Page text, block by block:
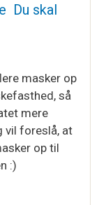
Jørgensen
Du skal
masker op
så
mere
foreslå, at
op til
:)